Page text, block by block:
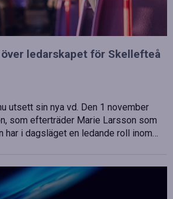
ledarskapet för Skellefteå
utsett sin nya vd. Den 1 november
som efterträder Marie Larsson som
har i dagsläget en ledande roll inom…